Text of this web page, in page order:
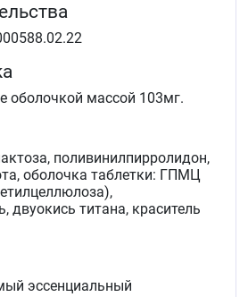
оболочкой массой 103мг.
поливинилпирролидон,
оболочка таблетки: ГПМЦ
двуокись титана, краситель
эссенциальный